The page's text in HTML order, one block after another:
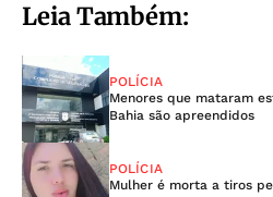
Leia Também:
POLÍCIA
Menores que mataram
Bahia são apreendidos
POLÍCIA
Mulher é morta a tiros